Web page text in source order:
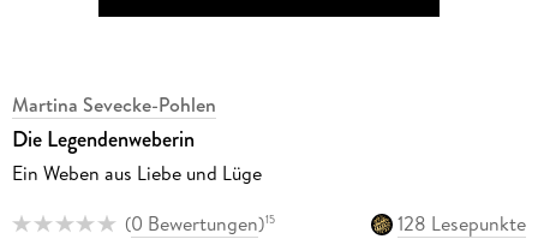
Martina Sevecke-Pohlen
Die Legendenweberin
Ein Weben aus Liebe und Lüge
(0 Bewertungen)15
128 Lesepunkte